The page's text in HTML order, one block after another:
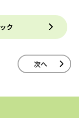
ク
次へ